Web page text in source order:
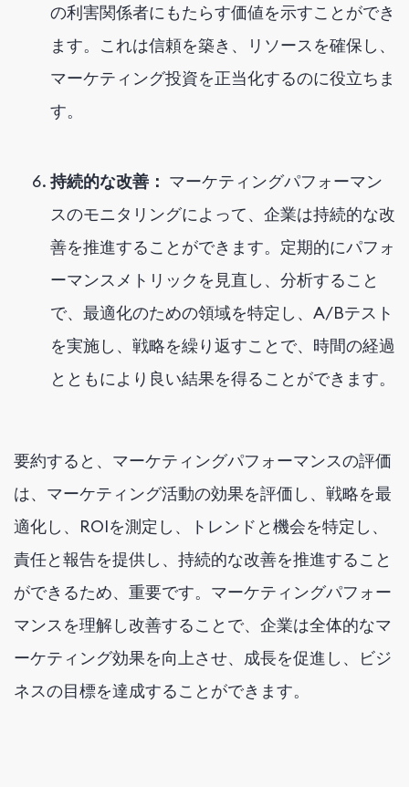
の利害関係者にもたらす価値を示すことができ
ます。これは信頼を築き、リソースを確保し、
マーケティング投資を正当化するのに役立ちま
す。
持続的な改善： マーケティングパフォーマン
スのモニタリングによって、企業は持続的な改
善を推進することができます。定期的にパフォ
ーマンスメトリックを見直し、分析すること
で、最適化のための領域を特定し、A/Bテスト
を実施し、戦略を繰り返すことで、時間の経過
とともにより良い結果を得ることができます。
要約すると、マーケティングパフォーマンスの評価
は、マーケティング活動の効果を評価し、戦略を最
適化し、ROIを測定し、トレンドと機会を特定し、
責任と報告を提供し、持続的な改善を推進すること
ができるため、重要です。マーケティングパフォー
マンスを理解し改善することで、企業は全体的なマ
ーケティング効果を向上させ、成長を促進し、ビジ
ネスの目標を達成することができます。